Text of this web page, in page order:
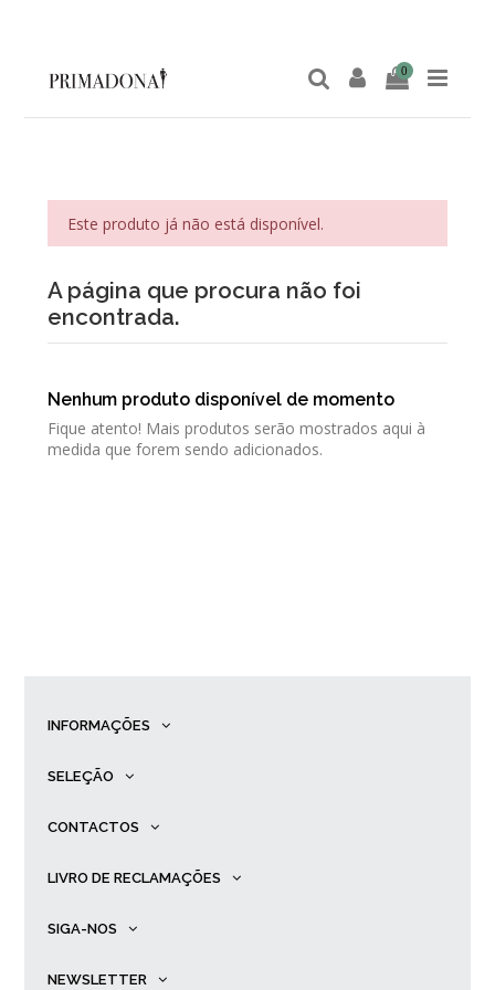
0
Este produto já não está disponível.
A página que procura não foi
encontrada.
Nenhum produto disponível de momento
Fique atento! Mais produtos serão mostrados aqui à
medida que forem sendo adicionados.
INFORMAÇÕES
SELEÇÃO
CONTACTOS
LIVRO DE RECLAMAÇÕES
SIGA-NOS
NEWSLETTER